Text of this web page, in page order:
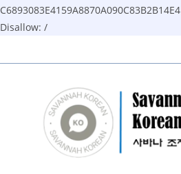
C6893083E4159A8870A090C83B2B14E4
Disallow: /
to